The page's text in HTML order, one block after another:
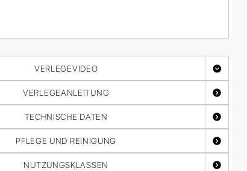
VERLEGEVIDEO
VERLEGEANLEITUNG
TECHNISCHE DATEN
PFLEGE UND REINIGUNG
NUTZUNGSKLASSEN